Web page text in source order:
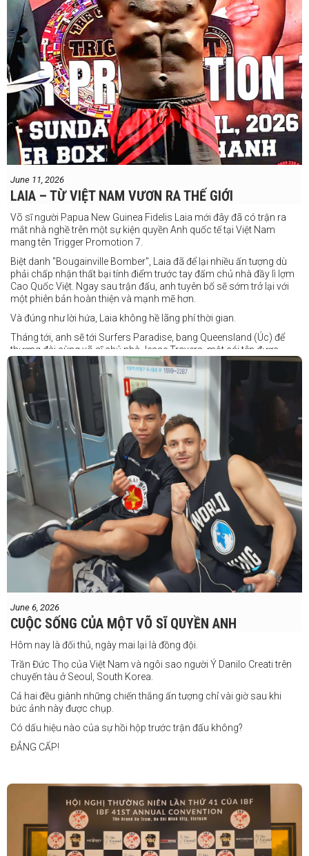
June 11, 2026
LAIA – TỪ VIỆT NAM VƯƠN RA THẾ GIỚI
Võ sĩ người Papua New Guinea Fidelis Laia mới đây đã có trận ra
mắt nhà nghề trên một sự kiện quyền Anh quốc tế tại Việt Nam
mang tên Trigger Promotion 7.
Biệt danh "Bougainville Bomber", Laia đã để lại nhiều ấn tượng dù
phải chấp nhận thất bại tính điểm trước tay đấm chủ nhà đầy lì lợm
Cao Quốc Việt. Ngay sau trận đấu, anh tuyên bố sẽ sớm trở lại với
một phiên bản hoàn thiện và mạnh mẽ hơn.
Và đúng như lời hứa, Laia không hề lãng phí thời gian.
Tháng tới, anh sẽ tới Surfers Paradise, bang Queensland (Úc) để
thượng đài cùng võ sĩ chủ nhà Jesse Travers, một cái tên được
đánh giá là có thực lực nhưng vẫn chưa nhận được sự chú ý tương
xứng.
Travers sở hữu nền tảng nghiệp dư rất đáng nể và từ lâu đã được
xem là một võ sĩ giàu tiềm năng. Trong quá khứ, anh từng có những
trận đấu rất sít sao với các đối thủ chất lượng như Clay Waterman
và Steve Spark.
Sau bảy năm rời xa võ đài, Travers trở lại thi đấu vào tháng 4 năm
nay và ngay lập tức gây ấn tượng mạnh khi hạ gục Blake Payne
ngay trong hiệp đầu tiên. Giờ đây, anh sẽ hướng tới việc nối dài đà
thăng tiến đó khi đối đầu với vị khách đến từ Papua New Guinea.
Tuy nhiên, Laia không hề e ngại thử thách phía trước.
"Đây là cơ hội tuyệt vời để tôi bước thêm một bước trên con đường
sự nghiệp," Laia chia sẻ.
"Tôi sẽ tăng hạng cân để đấu với võ sĩ người Úc này, nhưng điều đó
không thành vấn đề vì trước đây tôi đã từng thi đấu ở hạng cân đó.
thắng. Sau trận đấu này, tôi cũng đã có
một trận đấu khác được lên lịch tại
Philippines
June 6, 2026
CUỘC SỐNG CỦA MỘT VÕ SĨ QUYỀN ANH
Hôm nay là đối thủ, ngày mai lại là đồng đội.
Trần Đức Thọ của Việt Nam và ngôi sao người Ý Danilo Creati trên
chuyến tàu ở Seoul, South Korea.
Cả hai đều giành những chiến thắng ấn tượng chỉ vài giờ sau khi
bức ảnh này được chụp.
Có dấu hiệu nào của sự hồi hộp trước trận đấu không?
ĐẲNG CẤP!